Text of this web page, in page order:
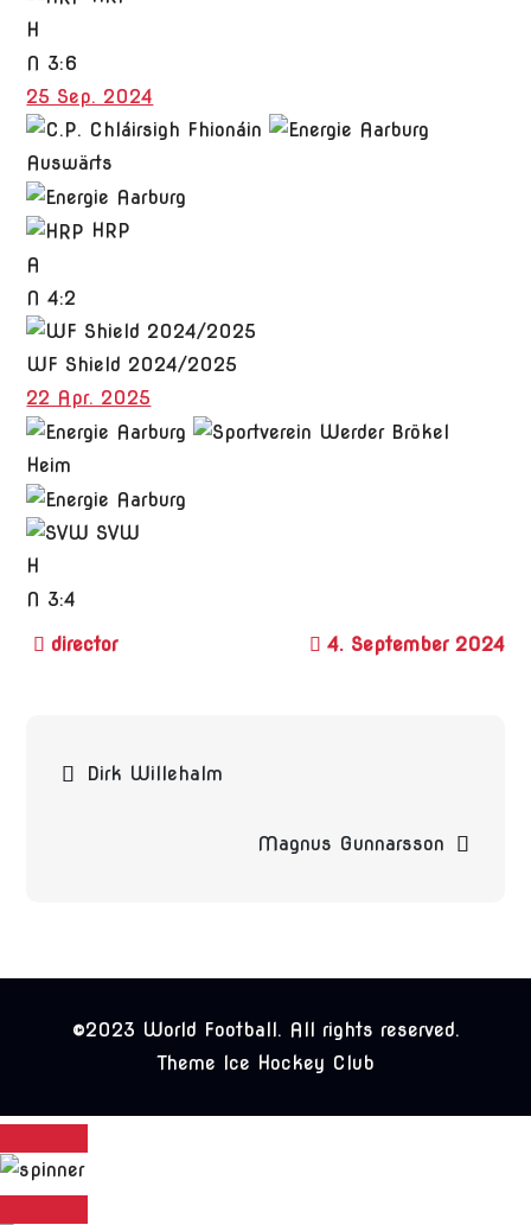
H
N 3:6
25 Sep. 2024
Auswärts
HRP
A
N 4:2
WF Shield 2024/2025
22 Apr. 2025
Heim
SVW
H
N 3:4
4. September 2024
Beitragsnavigation
Dirk Willehalm
Magnus Gunnarsson
©2023 World Football. All rights reserved.
Theme Ice Hockey Club